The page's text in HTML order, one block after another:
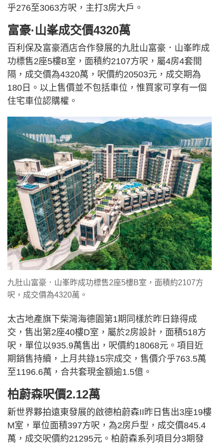
乎276至3063方呎，主打3房大戶。
富豪·山峯成交價4320萬
百利保及富豪酒店合作發展的九肚山富豪．山峯昨成
功標售2座5樓B室，面積約2107方呎，屬4房4套間
隔，成交價為4320萬，呎價約20503元，成交期為
180日。以上售價並不包括車位，惟買家可享有一個
住宅車位認購權。
九肚山富豪．山峯昨成功標售2座5樓B室，面積約2107方
呎，成交價為4320萬。
太古地產旗下柴灣海德園第1期同樣於昨日錄得成
交，售出第2座40樓D室，屬於2房設計，面積518方
呎，單位以935.9萬售出，呎價約18068元。項目近
期銷售持續，上月共錄15宗成交，售價介乎763.5萬
至1196.6萬，合共套現金額逾1.5億。
柏蔚森呎價2.12萬
新世界夥拍遠東發展的啟德柏蔚森II昨日售出3座19樓
M室，單位面積397方呎，為2房戶型，成交價845.4
萬，成交呎價約21295元。柏蔚森系列項目分3期發